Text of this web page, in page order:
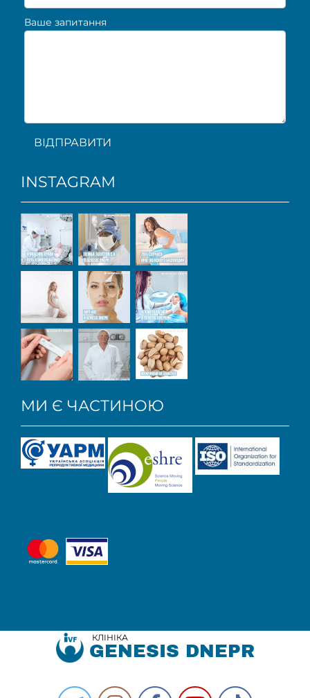
Ваше запитання
ВІДПРАВИТИ
INSTAGRAM
МИ Є ЧАСТИНОЮ
КЛІНІКА
GENESIS DNEPR